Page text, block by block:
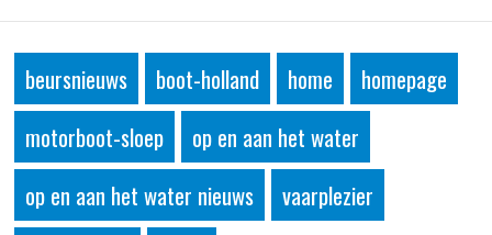
beursnieuws boot-holland home
homepage
motorboot-sloep
op en aan het water
op en aan het water nieuws
vaarplezier